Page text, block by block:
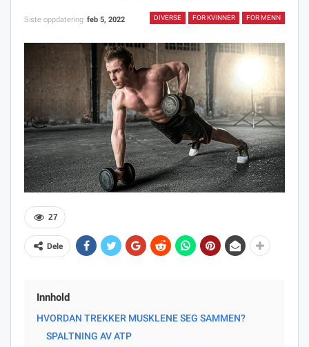
DIVERSE FOR KVINNER FOR MENN
Siste oppdatering feb 5, 2022
27
Dele
Innhold
HVORDAN TREKKER MUSKLENE SEG SAMMEN?
SPALTNING AV ATP